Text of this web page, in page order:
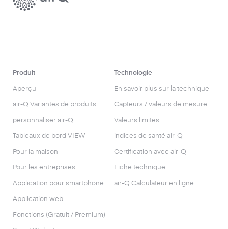
Produit
Aperçu
air-Q Variantes de produits
personnaliser air-Q
Tableaux de bord VIEW
Pour la maison
Pour les entreprises
Application pour smartphone
Application web
Fonctions (Gratuit / Premium)
Technologie
En savoir plus sur la technique
Capteurs / valeurs de mesure
Valeurs limites
indices de santé air-Q
Certification avec air-Q
Fiche technique
air-Q Calculateur en ligne